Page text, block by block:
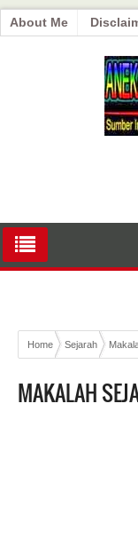
About Me
Home Sejarah
MAKALAH